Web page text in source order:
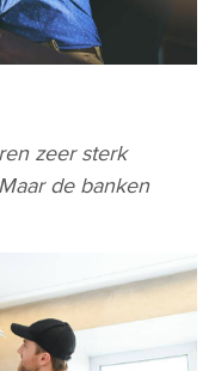
zeer sterk
de banken